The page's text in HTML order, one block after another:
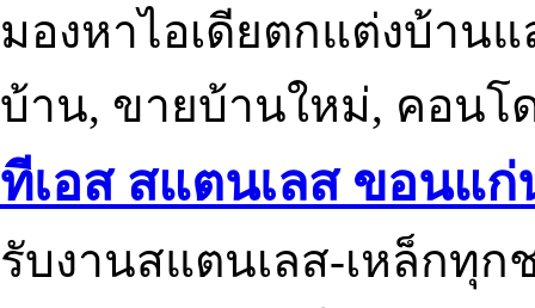
มองหาไอเดียตกแต่งบ้าน
บ้าน, ขายบ้านใหม่, คอนโ
ทีเอส สแตนเลส ขอนแก่
รับงานสแตนเลส-เหล็กทุ